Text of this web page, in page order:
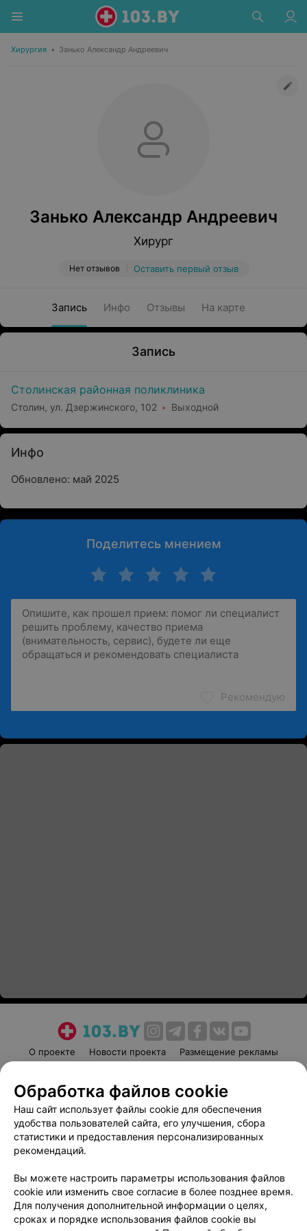
Хирургия • Занько Александр Андреевич
Занько Александр Андреевич
Хирург
Нет отзывов Оставить первый отзыв
Запись Инфо Отзывы На карте
Запись
Столинская районная поликлиника
Столин, ул. Дзержинского, 102 Выходной
Инфо
Обновлено: май 2025
Поделитесь мнением
Рекомендую
О проекте Новости проекта
Размещение рекламы
Пользовательское соглашение
Способы оплаты
Вакансии
Партнеры
Написать руководителю 103.by
Обработка персональных данных
Обработка файлов cookie
Наш сайт использует файлы cookie для обеспечения
удобства пользователей сайта, его улучшения, сбора
статистики и предоставления персонализированных
рекомендаций.
Вы можете настроить параметры использования файлов
cookie или изменить свое согласие в более позднее время.
Для получения дополнительной информации о целях,
сроках и порядке использования файлов cookie вы